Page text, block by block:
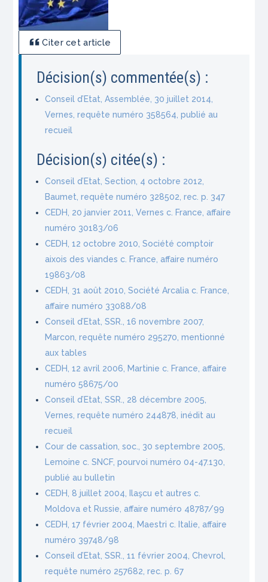
Citer cet article
Décision(s) commentée(s) :
Conseil d’Etat, Assemblée, 30 juillet 2014,
Vernes, requête numéro 358564, publié au
recueil
Décision(s) citée(s) :
Conseil d’Etat, Section, 4 octobre 2012,
Baumet, requête numéro 328502, rec. p. 347
CEDH, 20 janvier 2011, Vernes c. France, affaire
numéro 30183/06
CEDH, 12 octobre 2010, Société comptoir
aixois des viandes c. France, affaire numéro
19863/08
CEDH, 31 août 2010, Société Arcalia c. France,
affaire numéro 33088/08
Conseil d’Etat, SSR., 16 novembre 2007,
Marcon, requête numéro 295270, mentionné
aux tables
CEDH, 12 avril 2006, Martinie c. France, affaire
numéro 58675/00
Conseil d’Etat, SSR., 28 décembre 2005,
Vernes, requête numéro 244878, inédit au
recueil
Cour de cassation, soc., 30 septembre 2005,
Lemoine c. SNCF, pourvoi numéro 04-47.130,
publié au bulletin
CEDH, 8 juillet 2004, Ilaşcu et autres c.
Moldova et Russie, affaire numéro 48787/99
CEDH, 17 février 2004, Maestri c. Italie, affaire
numéro 39748/98
Conseil d’Etat, SSR., 11 février 2004, Chevrol,
requête numéro 257682, rec. p. 67